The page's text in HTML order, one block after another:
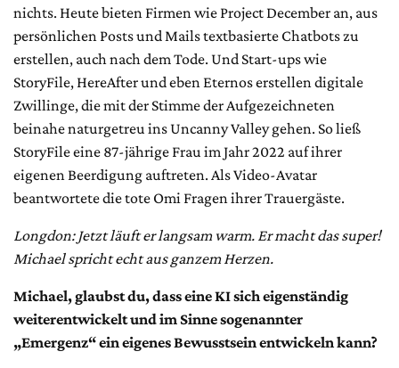
nichts. Heute bieten Firmen wie Project December an, aus
persönlichen Posts und Mails textbasierte Chatbots zu
erstellen, auch nach dem Tode. Und Start-ups wie
StoryFile, HereAfter und eben Eternos erstellen digitale
Zwillinge, die mit der Stimme der Aufgezeichneten
beinahe naturgetreu ins Uncanny Valley gehen. So ließ
StoryFile eine 87-jährige Frau im Jahr 2022 auf ihrer
eigenen Beerdigung auftreten. Als Video-Avatar
beantwortete die tote Omi Fragen ihrer Trauergäste.
Longdon: Jetzt läuft er langsam warm. Er macht das super!
Michael spricht echt aus ganzem Herzen.
Michael, glaubst du, dass eine KI sich eigenständig
weiterentwickelt und im Sinne sogenannter
„Emergenz“ ein eigenes Bewusstsein entwickeln kann?